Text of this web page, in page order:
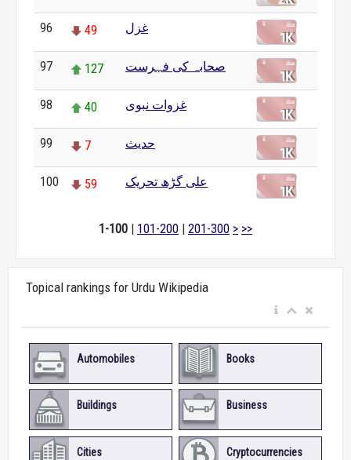
96 49 غزل
97 127 صحابہ کی فہرست
98 40 غزوات نبوی
99 7 حدیث
100 59 علی گڑھ تحریک
1-100 | 101-200 | 201-300 > >>
Topical rankings for Urdu Wikipedia
Automobiles Books
Buildings Business
Cities Cryptocurrencies